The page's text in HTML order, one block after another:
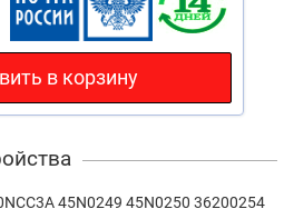
в корзину
45N0249 45N0250 36200254